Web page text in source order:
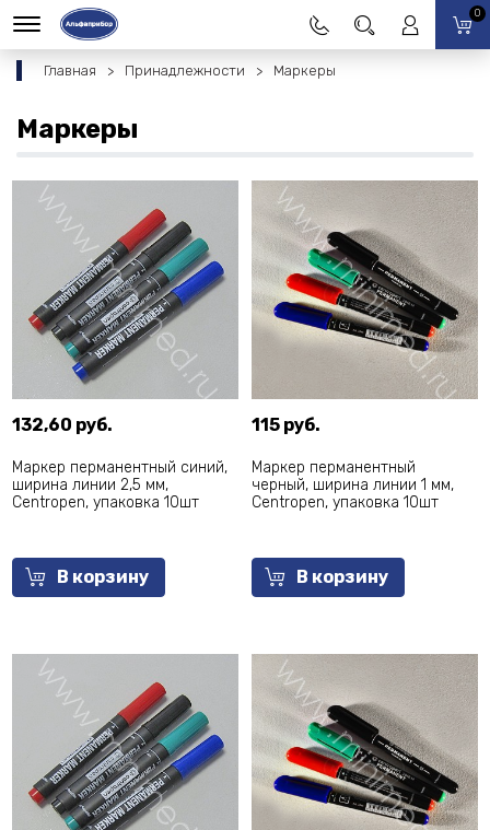
0
Главная Принадлежности Маркеры
Маркеры
132,60 руб.
Маркер перманентный синий,
ширина линии 2,5 мм,
Centropen, упаковка 10шт
В корзину
115 руб.
Маркер перманентный
черный, ширина линии 1 мм,
Centropen, упаковка 10шт
В корзину